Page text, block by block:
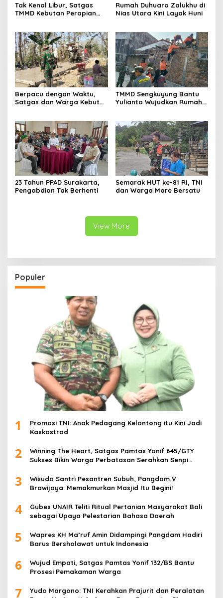
Tak Kenal Libur, Satgas
TMMD Kebutan Perapian
Rumah Duhuaro Zalukhu di
Nias Utara Kini Layak Huni
Berpacu dengan Waktu,
Satgas dan Warga Kebut
TMMD Sengkuyung Bantu
Yulianto Wujudkan Rumah
23 Tahun PPAD Surakarta,
Pengabdian Tak Berhenti
Semarak HUT ke-81 RI, TNI
dan Warga Mare Bersatu
View More
Populer
1
Promosi TNI: Anak Pedagang Kelontong itu Kini Jadi
Kaskostrad
2
Winning The Heart, Satgas Pamtas Yonif 645/GTY
Sukses Bikin Warga Perbatasan Serahkan Senpi
3
Wisuda Santri Pesantren Subuh, Pangdam V
Brawijaya: Memakmurkan Masjid Itu Begini!
4
Gubes UNAIR Teliti Ritual Pertanian Masyarakat Bali
sebagai Upaya Pelestarian Bahasa Daerah
5
Wapres KH Ma’ruf Amin Didampingi Pangdam Hadiri
Barus Bersholawat untuk Indonesia
6
Wujud Empati, Satgas Pamtas Yonif 132/BS Bantu
Prosesi Pemakaman Warga
7
Yudo Margono: TNI Kerahkan Prajurit dan Peralatan